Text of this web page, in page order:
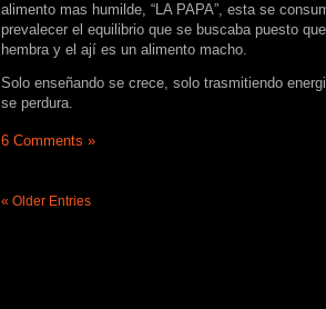
alimento mas humilde, “LA PAPA”, esta se
prevalecer el equilibrio que se buscaba puesto
hembra y el ají es un alimento macho.
Solo enseñando se crece, solo trasmitiendo
se perdura.
6 Comments »
« Older Entries